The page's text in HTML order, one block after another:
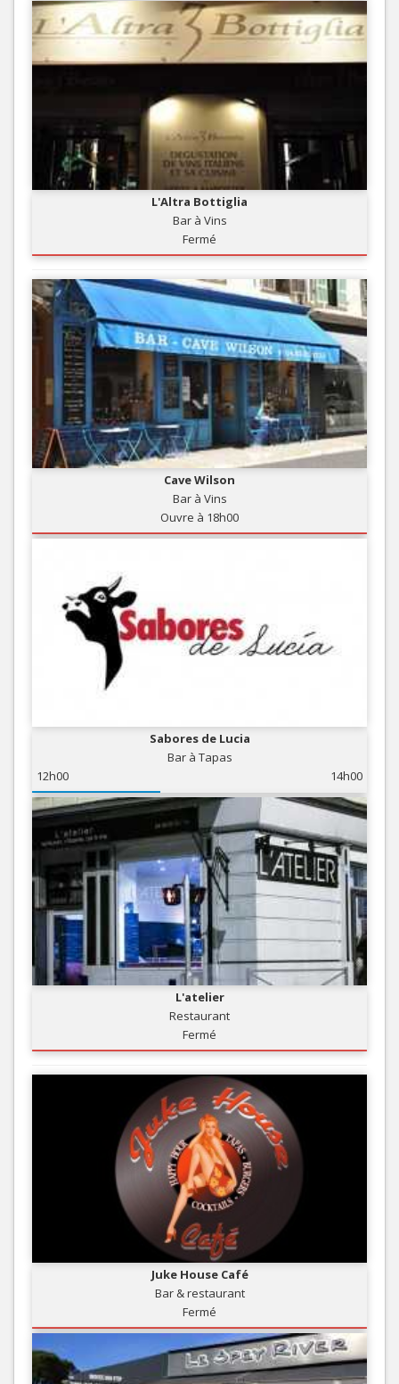
L'Altra Bottiglia
Bar à Vins
Fermé
Cave Wilson
Bar à Vins
Ouvre à 18h00
Sabores de Lucia
Bar à Tapas
12h00
14h00
L'atelier
Restaurant
Fermé
Juke House Café
Bar & restaurant
Fermé